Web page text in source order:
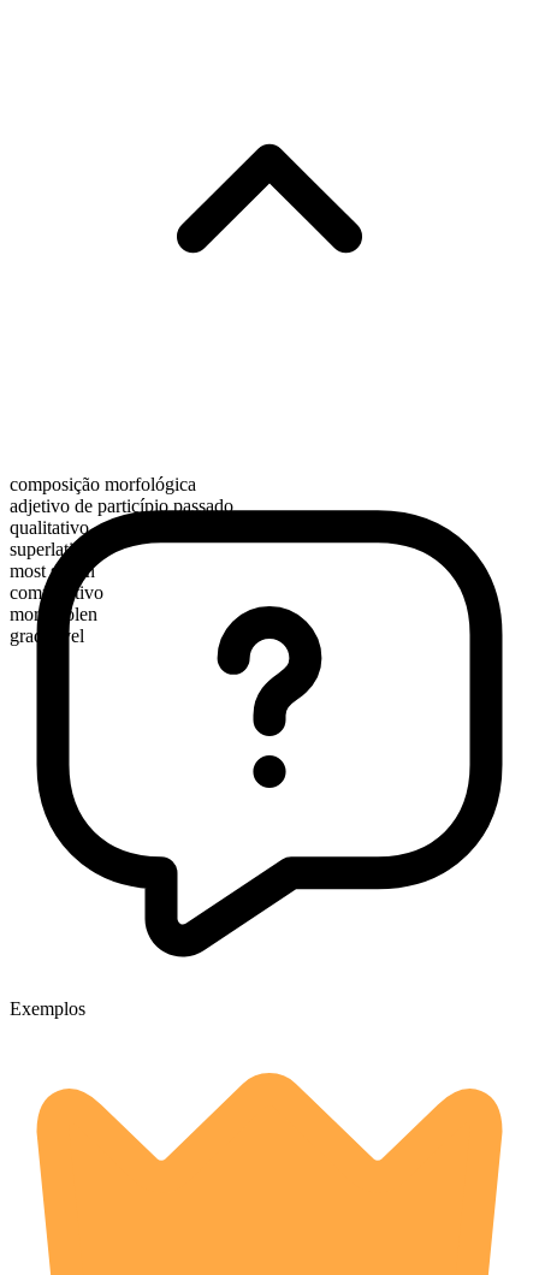
composição morfológica
adjetivo de particípio passado
qualitativo
superlativo
most stolen
comparativo
more stolen
graduável
Exemplos